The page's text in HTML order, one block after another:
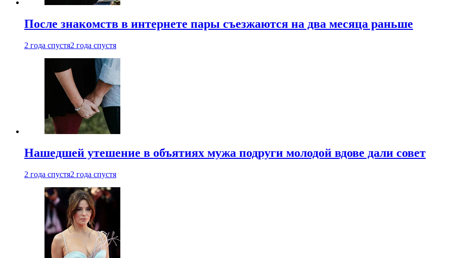
После знакомств в интернете пары съезжаются на два месяца раньше
2 года спустя2 года спустя
Нашедшей утешение в объятиях мужа подруги молодой вдове дали совет
2 года спустя2 года спустя